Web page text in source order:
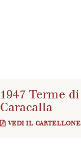
1947 Terme di
Caracalla
VEDI IL CARTELLONE